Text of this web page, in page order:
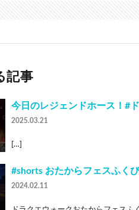
記事
今日のレジェンドホース！#
2025.03.21
[…]
#shorts おたからフェスふく
2024.02.11